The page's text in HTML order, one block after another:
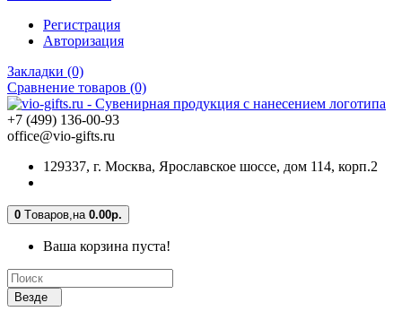
Регистрация
Авторизация
Закладки (0)
Сравнение товаров (0)
+7 (499) 136-00-93
office@vio-gifts.ru
129337, г. Москва, Ярославское шоссе, дом 114, корп.2
0 Tоваров,на 0.00р.
Ваша корзина пуста!
Везде